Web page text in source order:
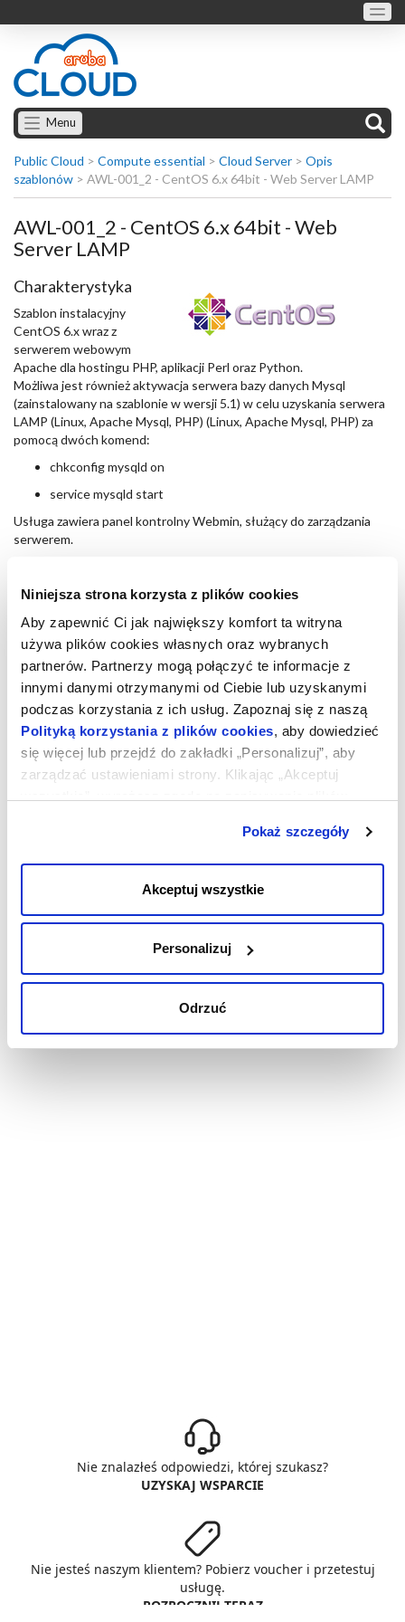
Niniejsza strona korzysta z plików cookies
Aby zapewnić Ci jak największy komfort ta witryna
używa plików cookies własnych oraz wybranych
partnerów. Partnerzy mogą połączyć te informacje z
innymi danymi otrzymanymi od Ciebie lub uzyskanymi
podczas korzystania z ich usług. Zapoznaj się z naszą
Polityką korzystania z plików cookies, aby dowiedzieć
się więcej lub przejdź do zakładki „Personalizuj”, aby
zarządzać ustawieniami strony. Klikając „Akceptuj
akceptujesz przechowywanie tylko niezbędnych plików
cookies.
Pokaż szczegóły
Akceptuj wszystkie
Personalizuj
Odrzuć
Menu
Public Cloud > Compute essential > Cloud Server > Opis
szablonów > AWL-001_2 - CentOS 6.x 64bit - Web Server LAMP
AWL-001_2 - CentOS 6.x 64bit - Web
Server LAMP
Charakterystyka
Szablon instalacyjny
CentOS 6.x wraz z
serwerem webowym
Apache dla hostingu PHP, aplikacji Perl oraz Python.
Możliwa jest również aktywacja serwera bazy danych Mysql
(zainstalowany na szablonie w wersji 5.1) w celu uzyskania serwera
LAMP (Linux, Apache Mysql, PHP) (Linux, Apache Mysql, PHP) za
pomocą dwóch komend:
chkconfig mysqld on
service mysqld start
Usługa zawiera panel kontrolny Webmin, służący do zarządzania
serwerem.
Dostęp do usługi można uzyskać poprzez SSH za pomocą nazwy
użytkownika “root” oraz ustawionego hasła do serwera.
Dostęp do panelu kontrolnego Webmin można uzyskać poprzez
wykorzystanie przeglądarki do logowania na użytkownika “root”, za
pomocą adresu IP usługi na porcie 10000.
Na przykład: jeśli adres IP serwera to 1.2.3.4, należy zalogować się
pod następującym adresem: http://1.2.3.4:10000/
Konfiguracja
Szablon posiada aktywny iptables firewall, który jest
1.2
Timeout dysków ustawiony na 180 sekund dla Hyper-V oraz Low
Cost Hyper-V.
Usprawnienia optymalizacyjne.
Nie znalazłeś odpowiedzi, której szukasz?
UZYSKAJ WSPARCIE
Nie jesteś naszym klientem? Pobierz voucher i przetestuj
usługę.
ROZPOCZNIJ TERAZ